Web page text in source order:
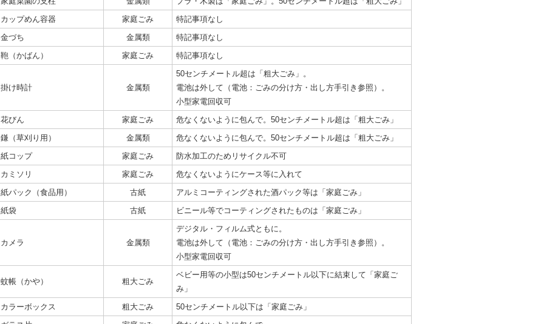
カップめん容器
家庭ごみ
特記事項なし
金づち
金属類
特記事項なし
鞄（かばん）
家庭ごみ 特記事項なし
掛け時計 金属類
50センチメートル超は「粗大ごみ」。
電池は外して（電池：ごみの分け方・出し方手引き参照）。
小型家電回収可
花びん
家庭ごみ
危なくないように包んで。50センチメートル超は「粗大ごみ」
鎌（草刈り用）
金属類
危なくないように包んで。50センチメートル超は「粗大ごみ」
紙コップ
家庭ごみ
防水加工のためリサイクル不可
カミソリ
家庭ごみ
危なくないようにケース等に入れて
紙パック（食品用）
古紙
アルミコーティングされた酒パック等は「家庭ごみ」
紙袋
古紙 ビニール等でコーティングされたものは「家庭ごみ」
カメラ 金属類
デジタル・フィルム式ともに。
電池は外して（電池：ごみの分け方・出し方手引き参照）。
小型家電回収可
蚊帳（かや） 粗大ごみ
ベビー用等の小型は50センチメートル以下に結束して「家庭ご
み」
カラーボックス
粗大ごみ
50センチメートル以下は「家庭ごみ」